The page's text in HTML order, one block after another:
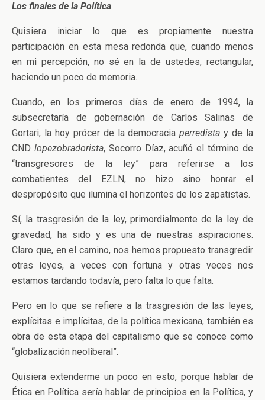
Los finales de la Política.
Quisiera iniciar lo que es propiamente nuestra
participación en esta mesa redonda que, cuando menos
en mi percepción, no sé en la de ustedes, rectangular,
haciendo un poco de memoria.
Cuando, en los primeros días de enero de 1994, la
subsecretaría de gobernación de Carlos Salinas de
Gortari, la hoy prócer de la democraciaperredista y de la
CND lopezobradorista, Socorro Díaz, acuñó el término de
“transgresores de la ley” para referirse a los
combatientes del EZLN, no hizo sino honrar el
despropósito que ilumina el horizontes de los zapatistas.
Sí, la trasgresión de la ley, primordialmente de la ley de
gravedad, ha sido y es una de nuestras aspiraciones.
Claro que, en el camino, nos hemos propuesto transgredir
otras leyes, a veces con fortuna y otras veces nos
estamos tardando todavía, pero falta lo que falta.
Pero en lo que se refiere a la trasgresión de las leyes,
explícitas e implícitas, de la política mexicana, también es
obra de esta etapa del capitalismo que se conoce como
“globalización neoliberal”.
Quisiera extenderme un poco en esto, porque hablar de
Ética en Política sería hablar de principios en la Política, y